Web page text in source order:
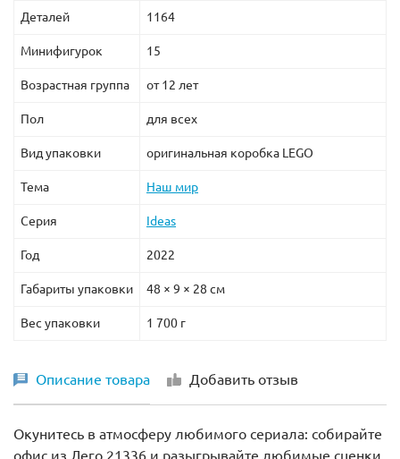
Деталей 1164
Минифигурок 15
Возрастная группа от 12 лет
Пол для всех
Вид упаковки оригинальная коробка LEGO
Тема Наш мир
Серия Ideas
Год 2022
Габариты упаковки 48 × 9 × 28 см
Вес упаковки 1 700 г
Описание товара Добавить отзыв
Окунитесь в атмосферу любимого сериала: собирайте
офис из Лего 21336 и разыгрывайте любимые сценки